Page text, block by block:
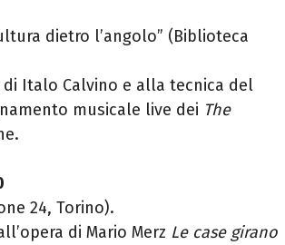
dietro l’angolo” (Biblioteca
Italo Calvino e alla tecnica del
musicale live dei The
24, Torino).
di Mario Merz Le case girano